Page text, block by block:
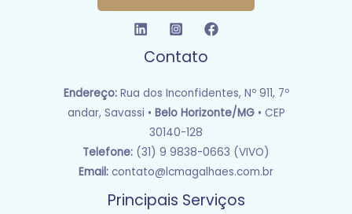
Contato
Endereço:Rua dos Inconfidentes, Nº 911, 7º
andar, Savassi • Belo Horizonte/MG• CEP
30140-128
Telefone: (31) 9 9838-0663 (VIVO)
Email: contato@lcmagalhaes.com.br
Principais Serviços